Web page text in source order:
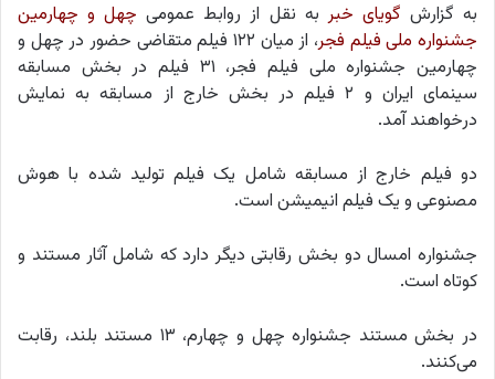
به گزارش گویای خبر به نقل از روابط عمومی چهل و چهارمین
جشنواره‌ ملی فیلم فجر
، از میان ۱۲۲ فیلم متقاضی حضور در چهل و
چهارمین جشنواره‌ ملی فیلم فجر، ۳۱ فیلم در بخش مسابقه
سینمای ایران و ۲ فیلم در بخش خارج از مسابقه به نمایش
درخواهند آمد.
دو فیلم خارج از مسابقه شامل یک فیلم تولید شده با هوش
مصنوعی و یک فیلم انیمیشن است.
جشنواره امسال دو بخش رقابتی دیگر دارد که شامل آثار مستند و
کوتاه است.
در بخش مستند جشنواره‌ چهل و چهارم، ۱۳ مستند بلند، رقابت
می‌کنند.